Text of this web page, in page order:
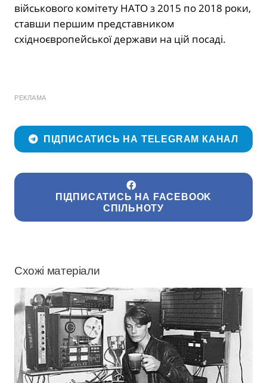
військового комітету НАТО з 2015 по 2018 роки,
ставши першим представником
східноєвропейської держави на цій посаді.
РЕКЛАМА
ПІДПИСАТИСЬ НА TELEGRAM КАНАЛ
ПІДПИСАТИСЬ НА FACEBOOK
СПІЛЬНОТУ
Схожі матеріали